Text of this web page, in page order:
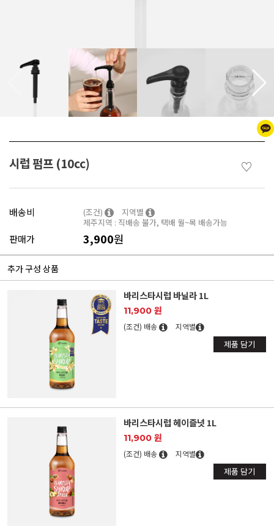
시럽 펌프 (10cc) ♡
배송비 (조건)
지역별
제주지역 : 직배송 불가, 택배 월~목 배송가능
판매가 3,900원
추가 구성 상품
바리스타시럽 바닐라 1L
11,900 원
(조건) 배송 지역별
제품 담기
바리스타시럽 헤이즐넛 1L
11,900 원
(조건) 배송 지역별
제품 담기